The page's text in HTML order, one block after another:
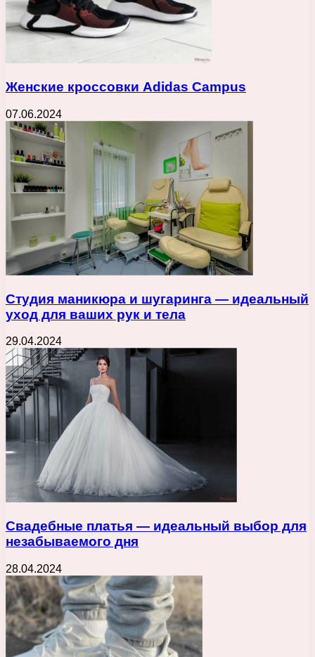
Женские кроссовки Adidas Campus
07.06.2024
Студия маникюра и шугаринга — идеальный
уход для ваших рук и тела
29.04.2024
Свадебные платья — идеальный выбор для
незабываемого дня
28.04.2024